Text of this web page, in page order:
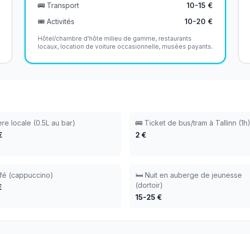
🚌 Transport
10-15 €
🎟️ Activités
10-20 €
Hôtel/chambre d'hôte milieu de gamme, restaurants
locaux, location de voiture occasionnelle, musées payants.
locale (0.5L au bar)
🚌 Ticket de bus/tram à Tallinn (1h)
2 €
(cappuccino)
🛏️ Nuit en auberge de jeunesse
(dortoir)
15-25 €